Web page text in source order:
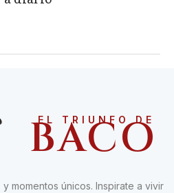
EL TRIUNFO DE
BACO
momentos únicos. Inspirate a vivir